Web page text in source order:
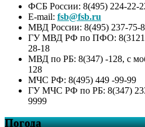
ФСБ России: 8(495) 224-22-
E-mail: fsb@fsb.ru
МВД России: 8(495) 237-75-
ГУ МВД РФ по ПФО:
28-18
МВД по РБ: 8(347) -128, с
128
МЧС РФ: 8(495) 449 -99-99
ГУ МЧС РФ по РБ: 8(347)
9999
Погода